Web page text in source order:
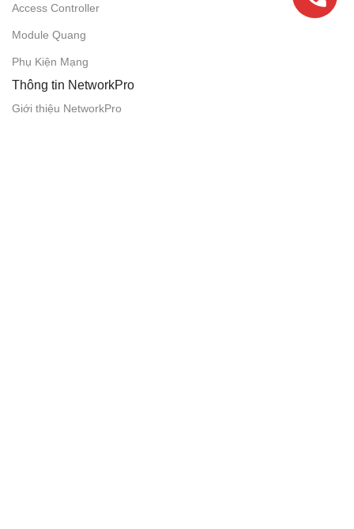
Access Controller
Module Quang
Phụ Kiện Mạng
Thông tin NetworkPro
Giới thiệu NetworkPro